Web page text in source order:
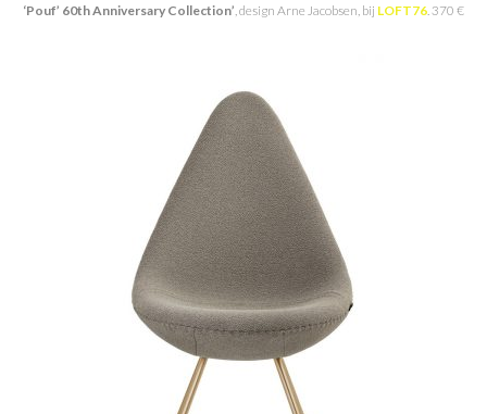
‘Pouf’ 60th Anniversary Collection’ , design Arne Jacobsen, bij LOFT76 . 370 €